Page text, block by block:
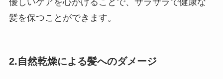
髪を保つことができます。
2.自然乾燥による髪へのダメージ